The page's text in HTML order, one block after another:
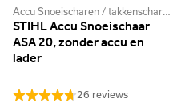
Accu Snoeischaren / takkenscharen / takkenzagen / snoeizagen
STIHL Accu Snoeischaar
ASA 20, zonder accu en
lader
26 reviews